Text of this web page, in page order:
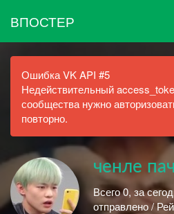
ВПОСТЕР
Ошибка VK API #5
Недействительный
сообщества нужно
повторно.
ченле
Всего 0, за
отправлено /